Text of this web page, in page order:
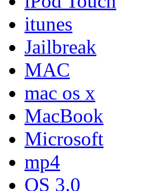
itunes
Jailbreak
MAC
mac os x
MacBook
Microsoft
mp4
OS 3.0